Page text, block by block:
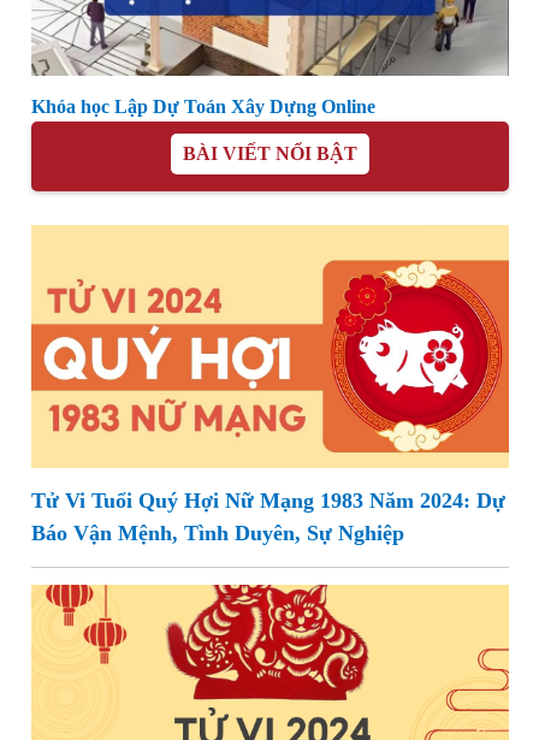
Khóa học Lập Dự Toán Xây Dựng Online
BÀI VIẾT NỔI BẬT
Tử Vi Tuổi Quý Hợi Nữ Mạng 1983 Năm 2024: Dự
Báo Vận Mệnh, Tình Duyên, Sự Nghiệp